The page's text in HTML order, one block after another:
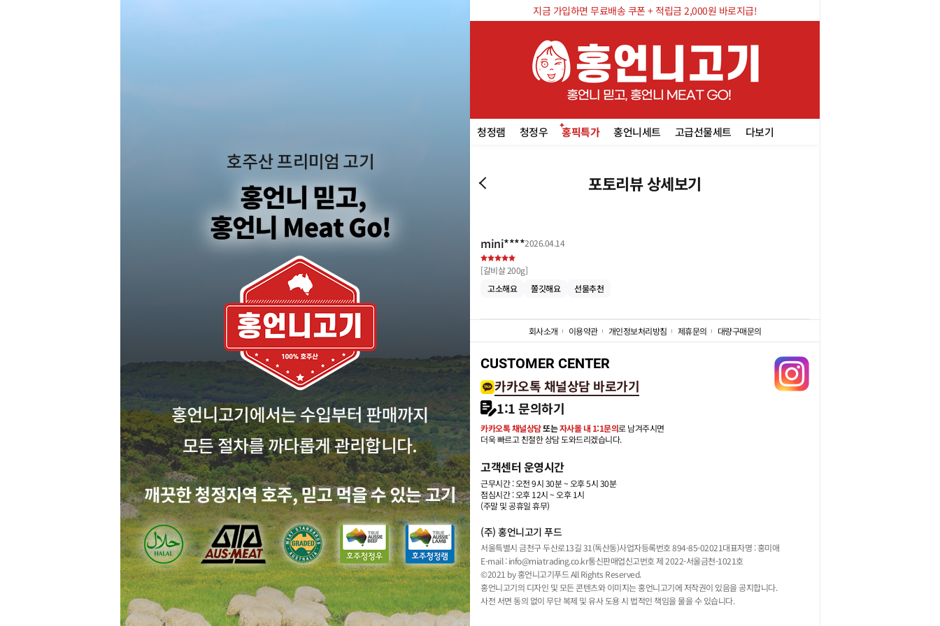
지금 가입하면 무료배송 쿠폰 + 적립금 2,000원 바로지급!
청정램 청정우 홍픽특가 홍언니세트 고급선물세트 다보기
포토리뷰 상세보기
mini****2026.04.14
[갈비살 200g]
고소해요
쫄깃해요 선물추천
회사소개 이용약관 개인정보처리방침 제휴문의 대량구매문의
CUSTOMER CENTER
카카오톡 채널상담 바로가기
1:1 문의하기
카카오톡 채널상담또는자사몰 내 1:1문의로 남겨주시면
더욱 빠르고 친절한 상담 도와드리겠습니다.
고객센터 운영시간
근무시간 : 오전 9시 30분 ~ 오후 5시 30분
점심시간 : 오후 12시 ~ 오후 1시
(주말 및 공휴일 휴무)
(주) 홍언니고기 푸드
서울특별시 금천구 두산로13길 31(독산동)사업자등록번호 894-85-02021대표자명 : 홍미애
E-mail : info@miatrading.co.kr통신판매업신고번호 제 2022-서울금천-1021호
©2021 by 홍언니고기푸드 All Rights Reserved.
홍언니고기의 디자인 및 모든 콘텐츠와 이미지는 홍언니고기에 저작권이 있음을 공지합니다.
사전 서면 동의 없이 무단 복제 및 유사 도용 시 법적인 책임을 물을 수 있습니다.